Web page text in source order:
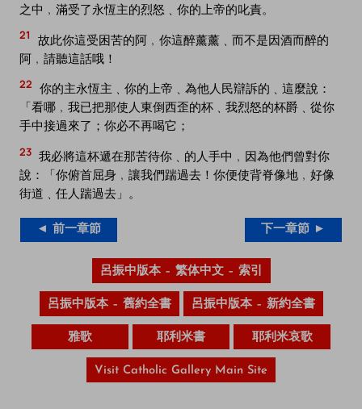
之中﹐滿受了永恆主的烈怒﹑你的上帝的叱責。
21
故此你這受困苦的阿﹐你這醉薰薰﹑而不是因酒而醉的
阿﹐請聽這話哦！
22 你的主永恆主﹑你的上帝﹑為他人民辯訴的﹑這麼說：
「看哪﹐我已把那使人東倒西歪的杯﹑我烈怒的杯爵﹑從你
手中接過來了；你必不再喝它；
23 我必將這杯遞在那苦待你﹑的人手中﹐因為他們曾對你
說：「你俯首屈身﹐讓我們踹過去！你便使背脊像地﹐好像
街道﹑任人踹過去」。
◄ 前一章節 下一章節 ►
呂振中版本 – 繁体中文 – 索引
呂振中版本 – 舊約全書 呂振中版本 – 新約全書
雅歌 耶利米書 耶利米哀歌
Visit Catholic Gallery Main Site